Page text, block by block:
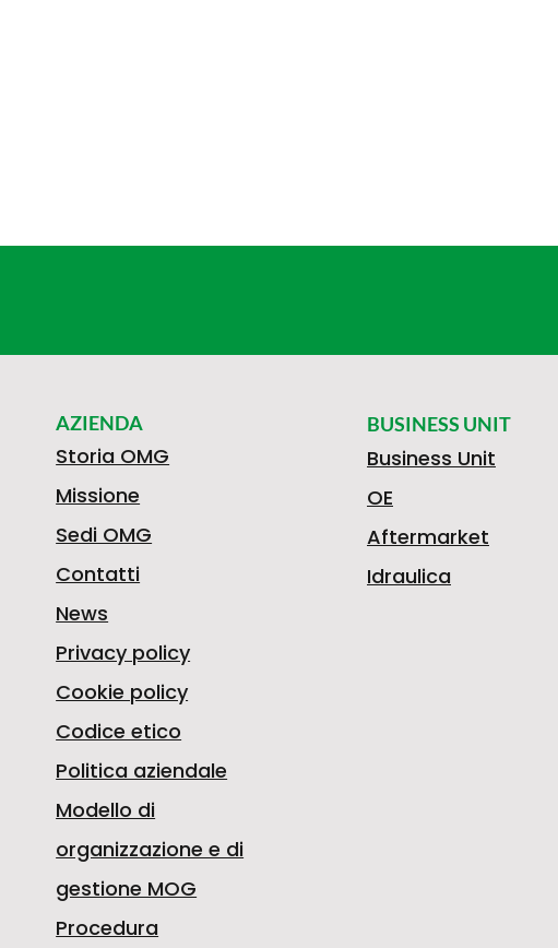
BUSINESS UNIT
Business Unit
OE
Aftermarket
Idraulica
AZIENDA
Storia OMG
Missione
Sedi OMG
Contatti
News
Privacy policy
Cookie policy
Codice etico
Politica aziendale
Modello di
organizzazione e di
gestione MOG
Procedura